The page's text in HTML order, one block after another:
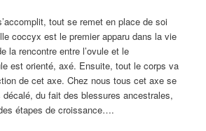
tout se remet en place de soi
coccyx est le premier apparu dans la vie
la rencontre entre l’ovule et le
est orienté, axé. Ensuite, tout le corps va
de cet axe. Chez nous tous cet axe se
du fait des blessures ancestrales,
étapes de croissance….